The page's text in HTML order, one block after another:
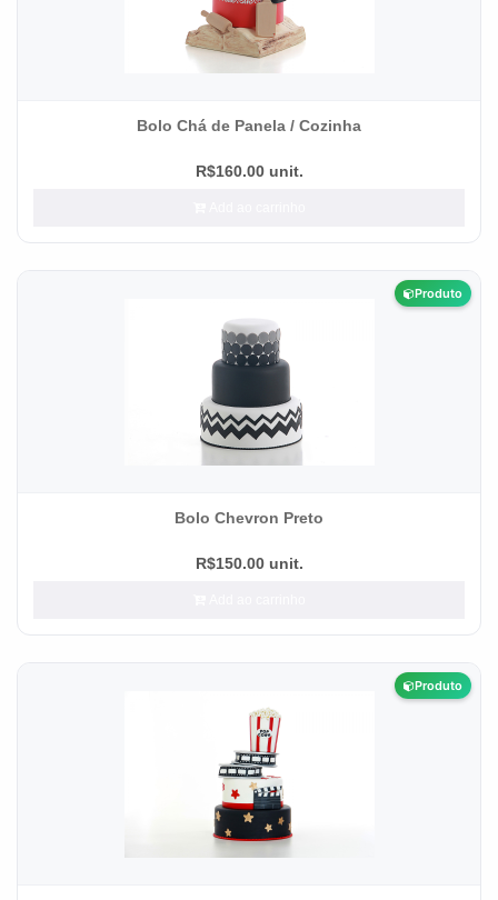
Bolo Chá de Panela / Cozinha
R$160.00 unit.
Produto
Bolo Chevron Preto
R$150.00 unit.
Produto